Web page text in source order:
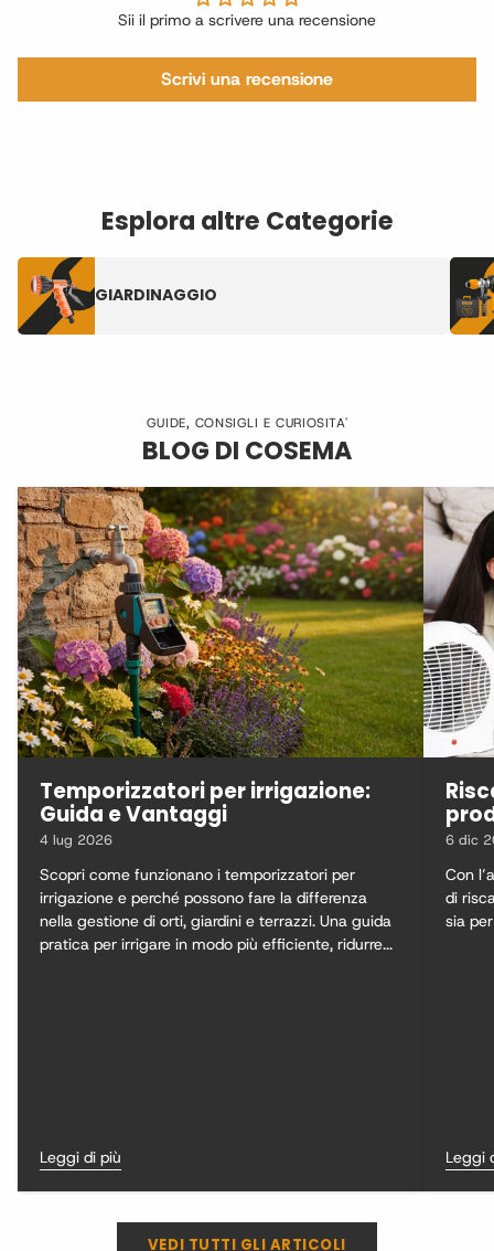
Sii il primo a scrivere una recensione
Scrivi una recensione
Esplora altre Categorie
GIARDINAGGIO
GUIDE, CONSIGLI E CURIOSITA'
BLOG DI COSEMA
Temporizzatori per irrigazione:
Guida e Vantaggi
4 lug 2026
Scopri come funzionano i temporizzatori per
irrigazione e perché possono fare la differenza
nella gestione di orti, giardini e terrazzi. Una guida
pratica per irrigare in modo più efficiente, ridurre...
Leggi di più
6 dic
Con
di
sia
Leggi
VEDI TUTTI GLI ARTICOLI